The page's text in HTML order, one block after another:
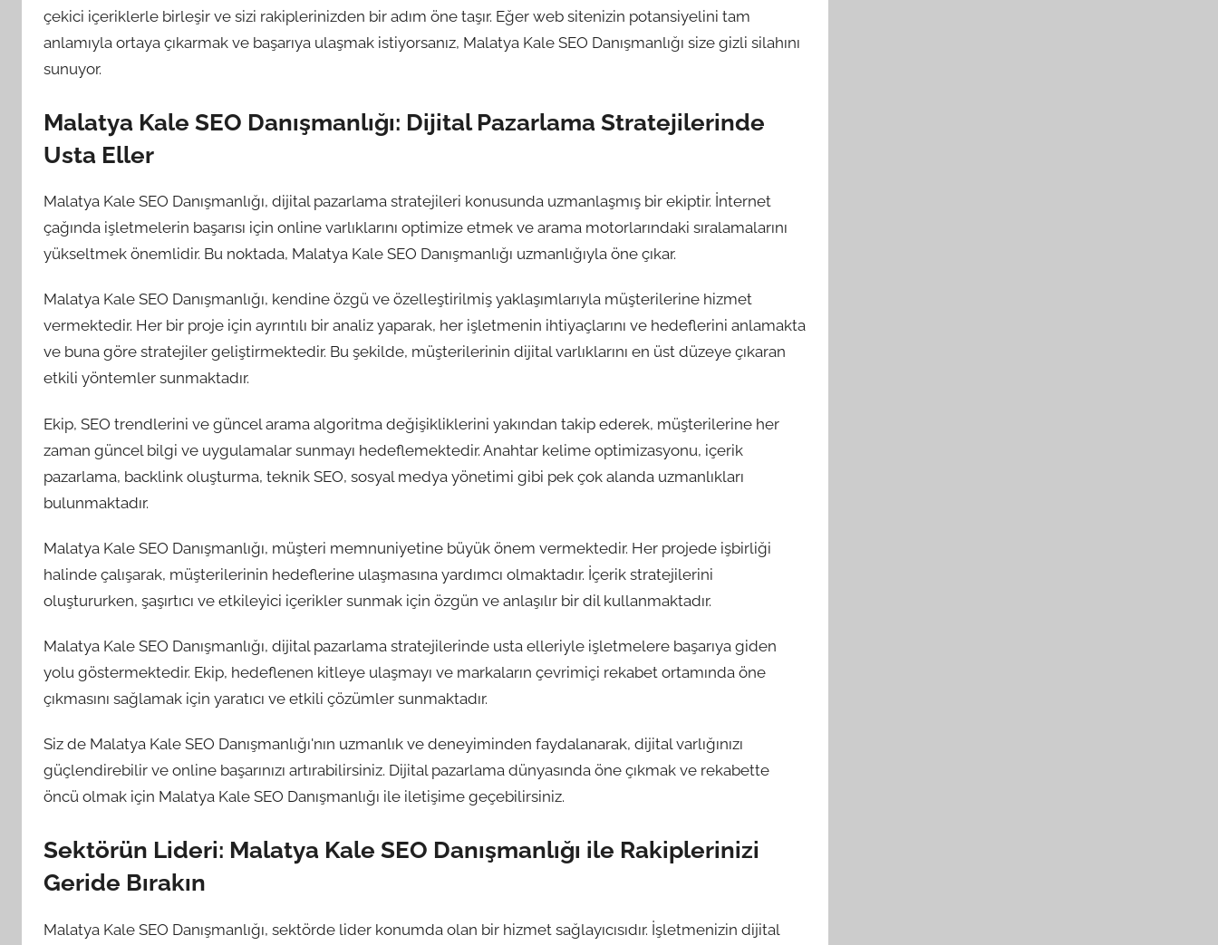
çekici içeriklerle birleşir ve sizi rakiplerinizden bir adım öne taşır. Eğer web sitenizin potansiyelini tam
anlamıyla ortaya çıkarmak ve başarıya ulaşmak istiyorsanız, Malatya Kale SEO Danışmanlığı size gizli silahını
sunuyor.
Malatya Kale SEO Danışmanlığı: Dijital Pazarlama Stratejilerinde
Usta Eller
Malatya Kale SEO Danışmanlığı, dijital pazarlama stratejileri konusunda uzmanlaşmış bir ekiptir. İnternet
çağında işletmelerin başarısı için online varlıklarını optimize etmek ve arama motorlarındaki sıralamalarını
yükseltmek önemlidir. Bu noktada, Malatya Kale SEO Danışmanlığı uzmanlığıyla öne çıkar.
Malatya Kale SEO Danışmanlığı, kendine özgü ve özelleştirilmiş yaklaşımlarıyla müşterilerine hizmet
vermektedir. Her bir proje için ayrıntılı bir analiz yaparak, her işletmenin ihtiyaçlarını ve hedeflerini anlamakta
ve buna göre stratejiler geliştirmektedir. Bu şekilde, müşterilerinin dijital varlıklarını en üst düzeye çıkaran
etkili yöntemler sunmaktadır.
Ekip, SEO trendlerini ve güncel arama algoritma değişikliklerini yakından takip ederek, müşterilerine her
zaman güncel bilgi ve uygulamalar sunmayı hedeflemektedir. Anahtar kelime optimizasyonu, içerik
pazarlama, backlink oluşturma, teknik SEO, sosyal medya yönetimi gibi pek çok alanda uzmanlıkları
bulunmaktadır.
Malatya Kale SEO Danışmanlığı, müşteri memnuniyetine büyük önem vermektedir. Her projede işbirliği
halinde çalışarak, müşterilerinin hedeflerine ulaşmasına yardımcı olmaktadır. İçerik stratejilerini
oluştururken, şaşırtıcı ve etkileyici içerikler sunmak için özgün ve anlaşılır bir dil kullanmaktadır.
Malatya Kale SEO Danışmanlığı, dijital pazarlama stratejilerinde usta elleriyle işletmelere başarıya giden
yolu göstermektedir. Ekip, hedeflenen kitleye ulaşmayı ve markaların çevrimiçi rekabet ortamında öne
çıkmasını sağlamak için yaratıcı ve etkili çözümler sunmaktadır.
Siz de Malatya Kale SEO Danışmanlığı'nın uzmanlık ve deneyiminden faydalanarak, dijital varlığınızı
güçlendirebilir ve online başarınızı artırabilirsiniz. Dijital pazarlama dünyasında öne çıkmak ve rekabette
öncü olmak için Malatya Kale SEO Danışmanlığı ile iletişime geçebilirsiniz.
Sektörün Lideri: Malatya Kale SEO Danışmanlığı ile Rakiplerinizi
Geride Bırakın
Malatya Kale SEO Danışmanlığı, sektörde lider konumda olan bir hizmet sağlayıcısıdır. İşletmenizin dijital